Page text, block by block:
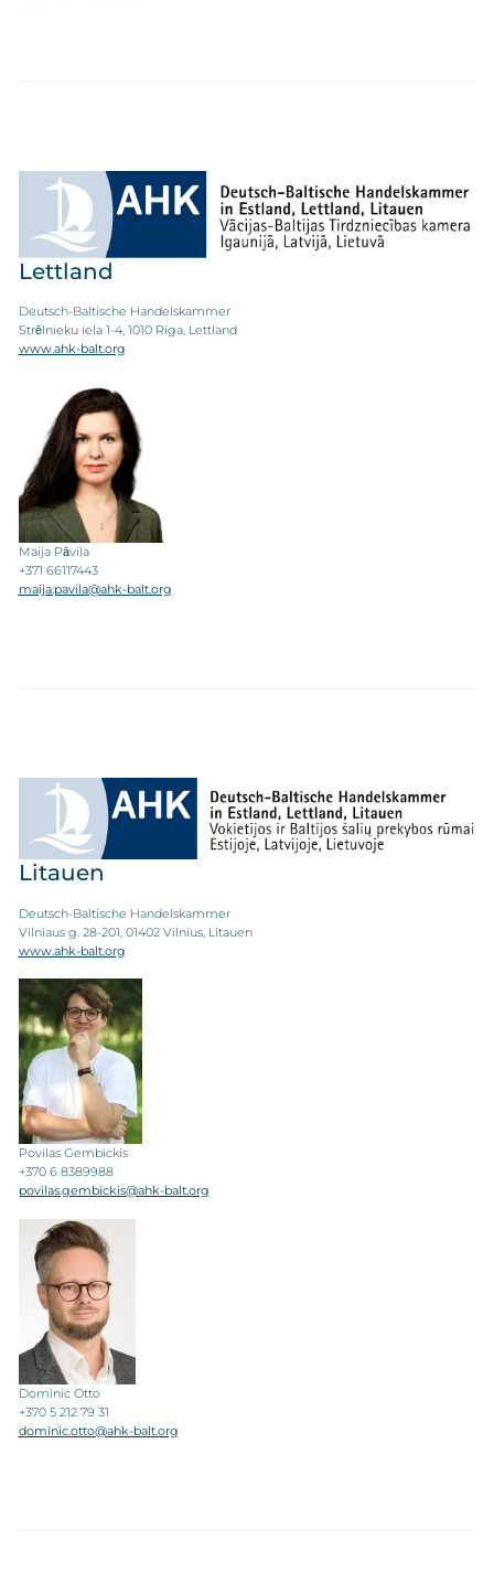
Lettland
Deutsch-Baltische Handelskammer
Strēlnieku iela 1-4, 1010 Riga, Lettland
www.ahk-balt.org
Maija Pāvila
+371 66117443
maija.pavila@ahk-balt.org
Litauen
Deutsch-Baltische Handelskammer
Vilniaus g. 28-201, 01402 Vilnius, Litauen
www.ahk-balt.org
Povilas Gembickis
+370 6 8389988
povilas.gembickis@ahk-balt.org
Dominic Otto
+370 5 212 79 31
dominic.otto@ahk-balt.org